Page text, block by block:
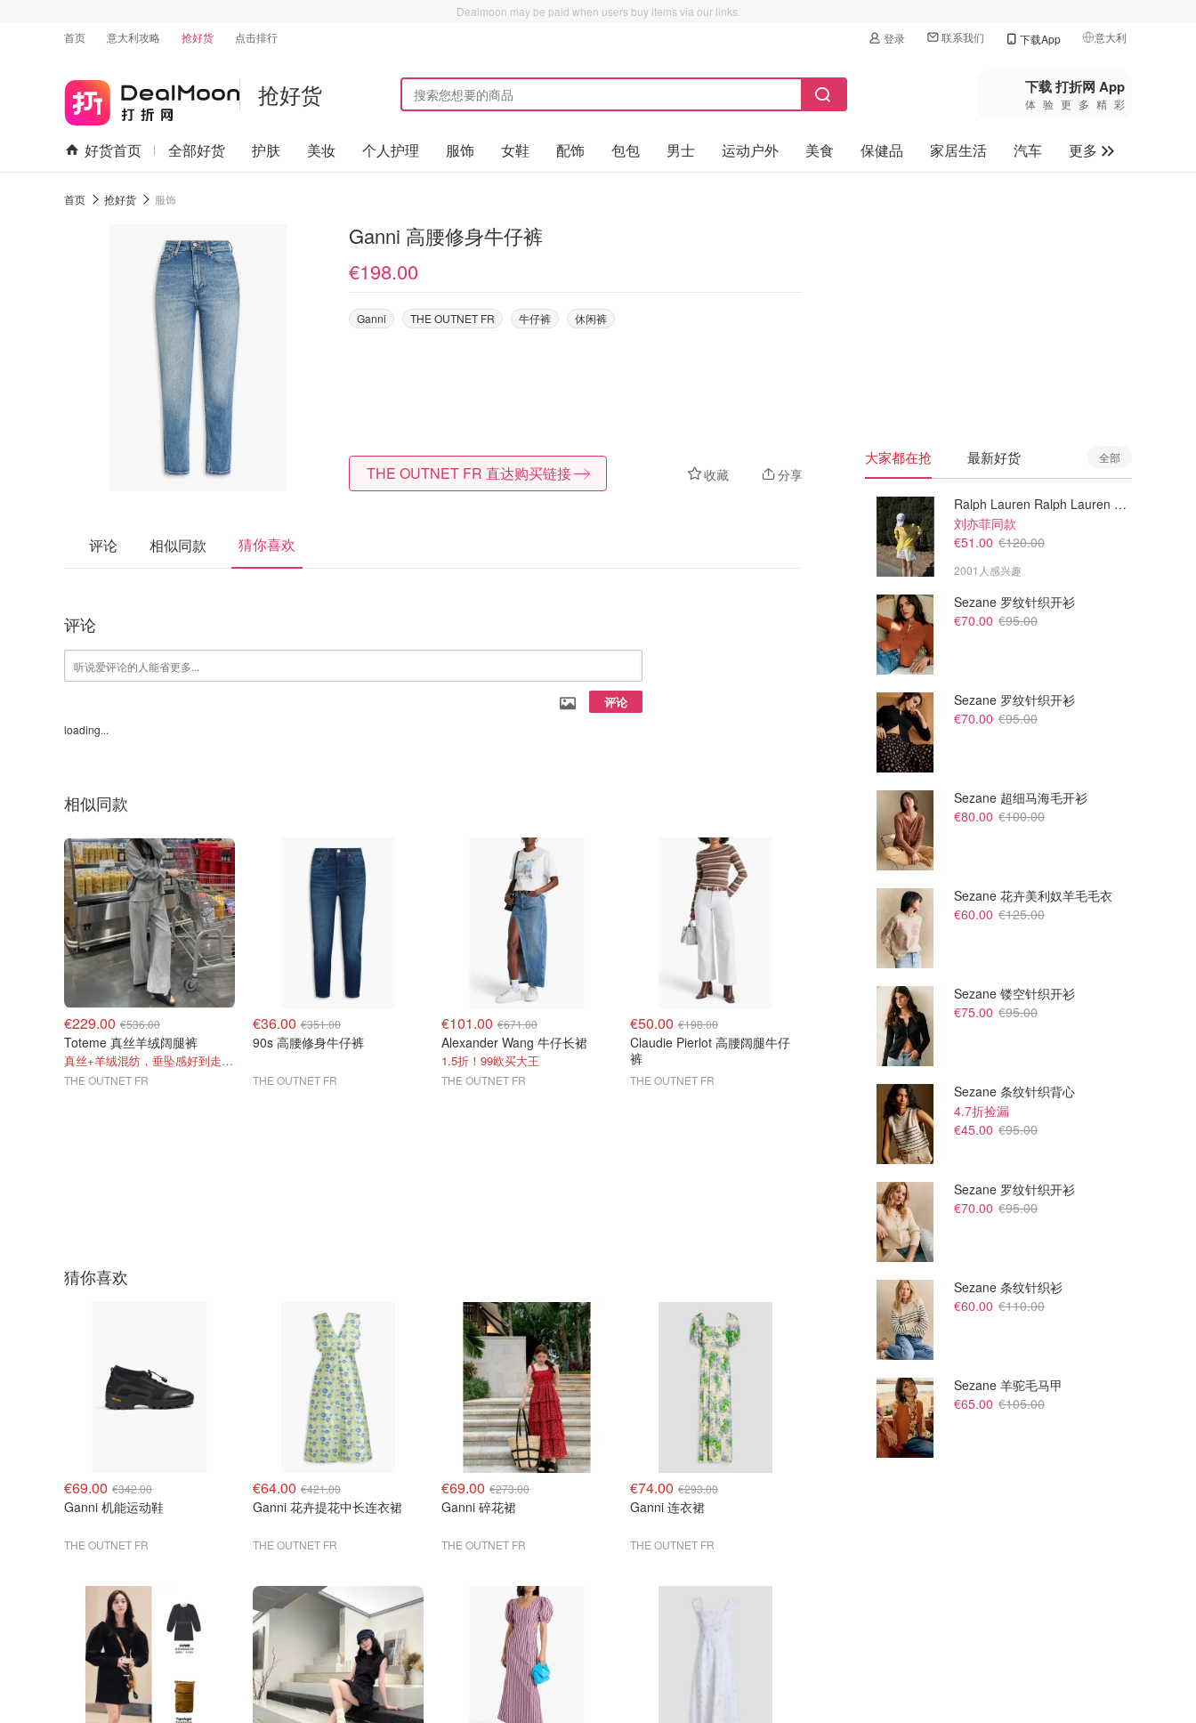
Dealmoon may be paid when users buy items via our links.
首页
意大利攻略 抢好货 点击排行 登录 联系我们 下载App 意大利
🇺🇸美国
🇨🇳中国
🇨🇦加拿大
抢好货 下载 打折网 App
体验更多精彩
好货首页 全部好货 护肤 美妆 个人护理 服饰 女鞋 配饰 包包 男士 运动户外 美食 保健品 家居生活 汽车
更多
首页 抢好货 服饰
Ganni 高腰修身牛仔裤
€198.00
Ganni THE OUTNET FR 牛仔裤 休闲裤
收藏 分享
THE OUTNET FR 直达购买链接
评论 相似同款 猜你喜欢
评论
评论
loading...
相似同款
€229.00 €536.00
Toteme 真丝羊绒阔腿裤
真丝+羊绒混纺，垂坠感好到走路带风
THE OUTNET FR
€36.00 €351.00
90s 高腰修身牛仔裤
THE OUTNET FR
€101.00 €671.00
Alexander Wang 牛仔长裙
1.5折！99欧买大王
THE OUTNET FR
€50.00 €198.00
Claudie Pierlot 高腰阔腿牛仔
裤
THE OUTNET FR
€198.00
Ganni 中腰直筒牛仔裤
€45.00
猜你喜欢
€69.00 €342.00
Ganni 机能运动鞋
THE OUTNET FR
€64.00 €421.00
Ganni 花卉提花中长连衣裙
THE OUTNET FR
€69.00 €273.00
Ganni 碎花裙
THE OUTNET FR
€74.00 €293.00
Ganni 连衣裙
THE OUTNET FR
大家都在抢 最新好货 全部
Ralph Lauren Ralph Lauren 男童亚麻衬衫
刘亦菲同款
€51.00 €120.00
2001人感兴趣
Sezane 罗纹针织开衫
€70.00 €95.00
Sezane 罗纹针织开衫
€70.00 €95.00
Sezane 超细马海毛开衫
€80.00 €100.00
Sezane 花卉美利奴羊毛毛衣
€60.00 €125.00
Sezane 镂空针织开衫
€75.00 €95.00
Sezane 条纹针织背心
4.7折捡漏
€45.00 €95.00
Sezane 罗纹针织开衫
€70.00 €95.00
Sezane 条纹针织衫
€60.00 €110.00
Sezane 羊驼毛马甲
€65.00 €105.00